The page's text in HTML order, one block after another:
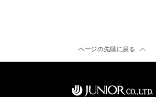
ページの先頭に戻る